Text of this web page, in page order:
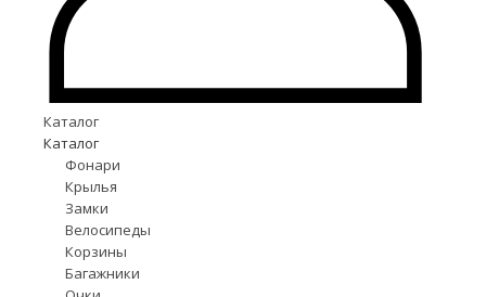
Каталог
Каталог
Фонари
Крылья
Замки
Велосипеды
Корзины
Багажники